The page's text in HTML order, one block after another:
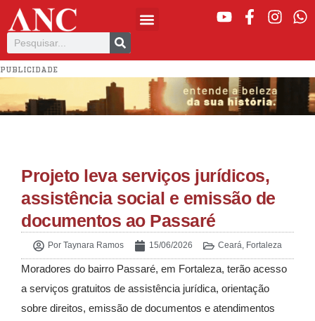
PUBLICIDADE
Projeto leva serviços jurídicos,
assistência social e emissão de
documentos ao Passaré
Por Taynara Ramos 15/06/2026 Ceará, Fortaleza
Moradores do bairro Passaré, em Fortaleza, terão acesso
a serviços gratuitos de assistência jurídica, orientação
sobre direitos, emissão de documentos e atendimentos